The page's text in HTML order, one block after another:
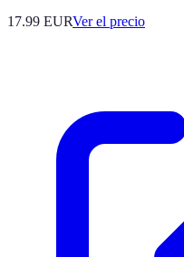
17.99 EURVer el precio